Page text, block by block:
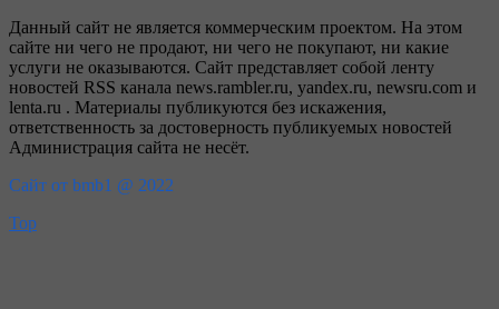
Данный сайт не является коммерческим проектом. На этом
сайте ни чего не продают, ни чего не покупают, ни какие
услуги не оказываются. Сайт представляет собой ленту
новостей RSS канала news.rambler.ru, yandex.ru, newsru.com и
lenta.ru . Материалы публикуются без искажения,
ответственность за достоверность публикуемых новостей
Администрация сайта не несёт.
Сайт от bmb1 @ 2022
Top